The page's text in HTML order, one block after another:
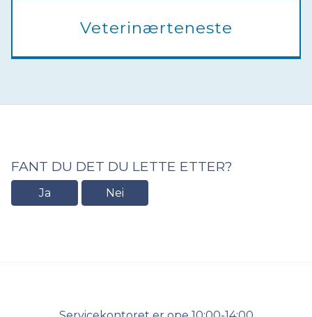
Veterinærteneste
FANT DU DET DU LETTE ETTER?
Ja Nei